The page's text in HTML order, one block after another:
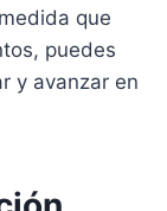
que
puedes
y avanzar en